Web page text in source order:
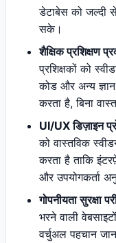
डेटाबेस को जल्दी
सके।
शैक्षिक प्रशिक्षण
प्रशिक्षकों को
कोड और अन्य
करता है, बिना
UI/UX डिज़ाइन
को वास्तविक
करता है ताकि
और उपयोगकर्ता
गोपनीयता सुरक्षा
भरने वाली
वर्चुअल पहचान